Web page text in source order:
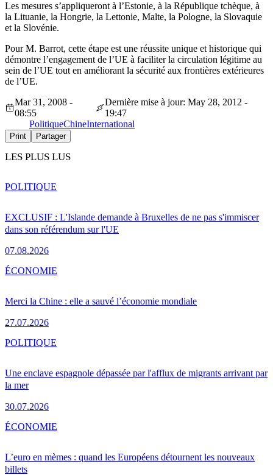
Les mesures s’appliqueront à l’Estonie, à la République tchèque, à
la Lituanie, la Hongrie, la Lettonie, Malte, la Pologne, la Slovaquie
et la Slovénie.
Pour M. Barrot, cette étape est une réussite unique et historique qui
démontre l’engagement de l’UE à faciliter la circulation légitime au
sein de l’UE tout en améliorant la sécurité aux frontières extérieures
de l’UE.
Mar 31, 2008 -
08:55
Dernière mise à jour: May 28, 2012 -
19:47
PolitiqueChineInternational
Print Partager
LES PLUS LUS
EXCLUSIF : L'Islande demande à Bruxelles de ne pas s'immiscer
dans son référendum sur l'UE
07.08.2026
POLITIQUE
Merci la Chine : elle a sauvé l’économie mondiale
27.07.2026
ÉCONOMIE
Une enclave espagnole dépassée par l'afflux de migrants arrivant par
la mer
30.07.2026
POLITIQUE
L’euro en mèmes : quand les Européens détournent les nouveaux
billets
ÉCONOMIE